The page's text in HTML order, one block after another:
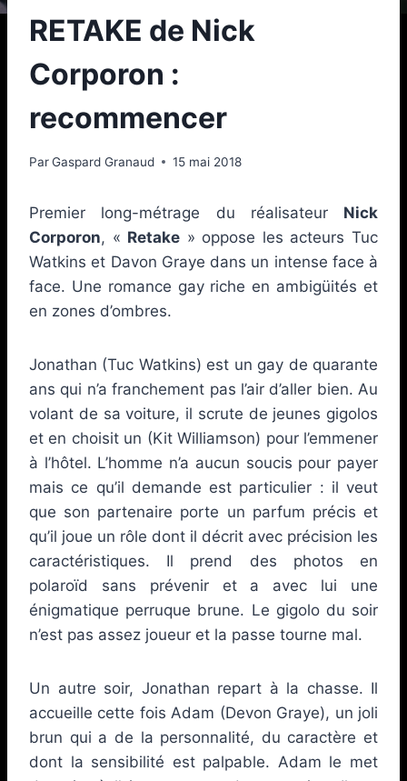
RETAKE de Nick
Corporon :
recommencer
ParGaspard Granaud 15 mai 2018
Premier long-métrage du réalisateur Nick
Corporon, « Retake » oppose les acteurs Tuc
Watkins et Davon Graye dans un intense face à
face. Une romance gay riche en ambigüités et
en zones d’ombres.
Jonathan (Tuc Watkins) est un gay de quarante
ans qui n’a franchement pas l’air d’aller bien. Au
volant de sa voiture, il scrute de jeunes gigolos
et en choisit un (Kit Williamson) pour l’emmener
à l’hôtel. L’homme n’a aucun soucis pour payer
mais ce qu’il demande est particulier : il veut
que son partenaire porte un parfum précis et
qu’il joue un rôle dont il décrit avec précision les
caractéristiques. Il prend des photos en
polaroïd sans prévenir et a avec lui une
énigmatique perruque brune. Le gigolo du soir
n’est pas assez joueur et la passe tourne mal.
Un autre soir, Jonathan repart à la chasse. Il
accueille cette fois Adam (Devon Graye), un joli
brun qui a de la personnalité, du caractère et
dont la sensibilité est palpable. Adam le met